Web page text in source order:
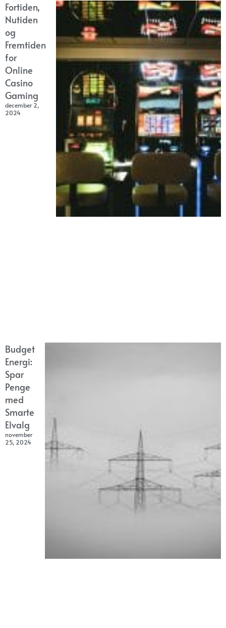
Fortiden,
Nutiden
og
Fremtiden
for
Online
Casino
Gaming
december 2,
2024
Budget
Energi:
Spar
Penge
med
Smarte
Elvalg
november
25, 2024